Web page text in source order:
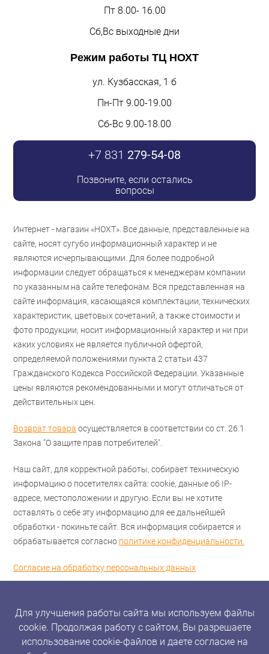
Пт 8.00- 16.00
Сб,Вс выходные дни
Режим работы ТЦ НОХТ
ул. Кузбасская, 1 б
Пн-Пт 9.00-19.00
Сб-Вс 9.00-18.00
+7 831 279-54-08
Позвоните, если остались
вопросы
Интернет - магазин «НОХТ». Все данные, представленные на
сайте, носят сугубо информационный характер и не
являются исчерпывающими. Для более подробной
информации следует обращаться к менеджерам компании
по указанным на сайте телефонам. Вся представленная на
сайте информация, касающаяся комплектации, технических
характеристик, цветовых сочетаний, а также стоимости и
фото продукции, носит информационный характер и ни при
каких условиях не является публичной офертой,
определяемой положениями пункта 2 статьи 437
Гражданского Кодекса Российской Федерации. Указанные
цены являются рекомендованными и могут отличаться от
действительных цен.
Возврат товара осуществляется в соответствии со ст. 26.1
Закона "О защите прав потребителей".
Наш сайт, для корректной работы, собирает техническую
информацию о посетителях сайта: cookie, данные об IP-
адресе, местоположении и другую. Если вы не хотите
оставлять о себе эту информацию для ее дальнейшей
обработки - покиньте сайт. Вся информация собирается и
обрабатывается согласно политике конфиденциальности.
Согласие на обработку персональных данных
Для улучшения работы сайта мы используем файлы
cookie. Продолжая работу с сайтом, Вы разрешаете
использование cookie-файлов и даете согласие на